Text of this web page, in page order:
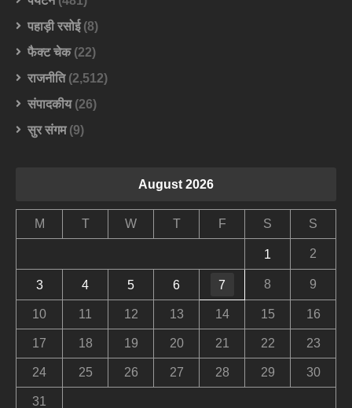
पहाड़ी रसोई(8)
फैक्ट चेक(22)
राजनीति(2,512)
संपादकीय(26)
सुर संगम(9)
August 2026
M T W T F S S
1 2
3 4 5 6 7 8 9
10 11 12 13 14 15 16
17 18 19 20 21 22 23
24 25 26 27 28 29 30
31